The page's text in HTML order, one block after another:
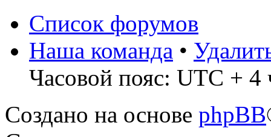
Список форумов
Наша команда •
Часовой пояс: UTC + 4
Создано на основе phpBB